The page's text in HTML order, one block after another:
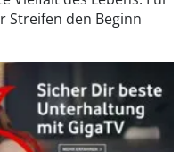
Streifen den Beginn